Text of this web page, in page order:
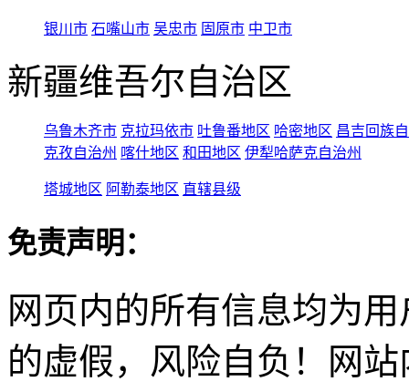
银川市 石嘴山市 吴忠市 固原市 中卫市
新疆维吾尔自治区
乌鲁木齐市 克拉玛依市 吐鲁番地区 哈密地区 昌吉回族
克孜自治州 喀什地区 和田地区 伊犁哈萨克自治州
塔城地区 阿勒泰地区 直辖县级
免责声明：
网页内的所有信息均为
的虚假，风险自负！网